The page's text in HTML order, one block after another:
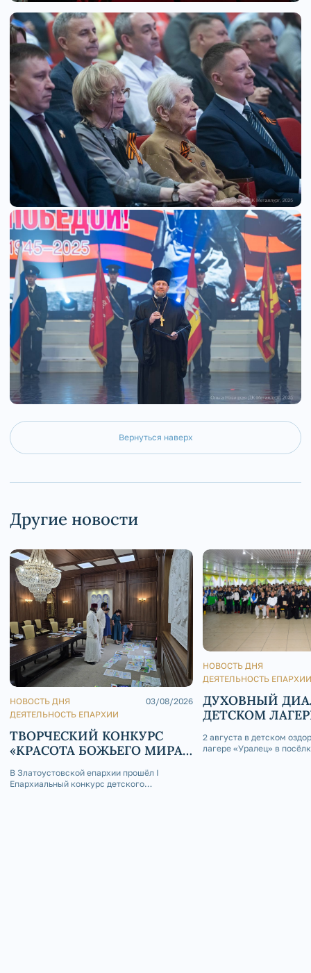
Вернуться наверх
Другие новости
НОВОСТЬ ДНЯ
ДЕЯТЕЛЬНОСТЬ ЕПАРХИИ
03/08/2026
ТВОРЧЕСКИЙ КОНКУРС
«КРАСОТА БОЖЬЕГО МИРА
РОССИИ»
В Златоустовской епархии прошёл I
Епархиальный конкурс детского
НОВОСТЬ ДНЯ
ДЕЯТЕЛЬНОСТЬ ЕПАРХИИ
ДУХОВНЫЙ
ДЕТСКОМ
2 августа в детском
лагере «Уралец» в